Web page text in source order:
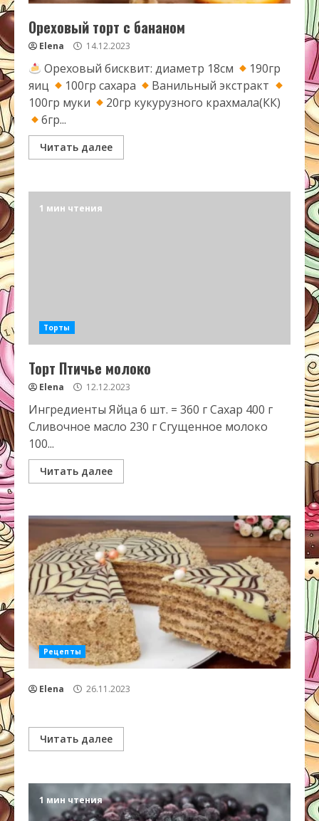
Ореховый торт с бананом
Elena 14.12.2023
Ореховый бисквит: диаметр 18см
190гр
яиц
100гр сахара
Ванильный экстракт
100гр муки
20гр кукурузного крахмала(КК)
6гр...
Читать далее
1 мин чтения
Торты
Торт Птичье молоко
Elena 12.12.2023
Ингредиенты Яйца 6 шт. = 360 г Сахар 400 г
Сливочное масло 230 г Сгущенное молоко
100...
Читать далее
Рецепты
Elena 26.11.2023
Читать далее
1 мин чтения